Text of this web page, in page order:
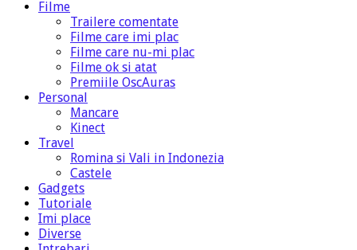
Filme
Trailere comentate
Filme care imi plac
Filme care nu-mi plac
Filme ok si atat
Premiile OscAuras
Personal
Mancare
Kinect
Travel
Romina si Vali in Indonezia
Castele
Gadgets
Tutoriale
Imi place
Diverse